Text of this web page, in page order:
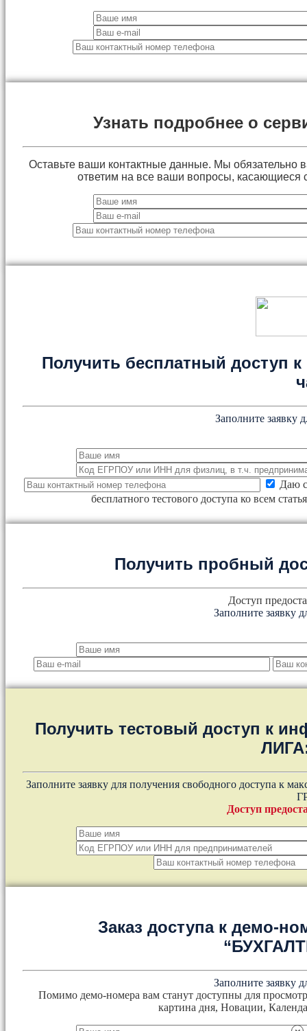
Узнать подробнее о
Оставьте ваши контактные данные. Мы обязательно
ответим на все ваши вопросы, касающиеся
Получить бесплатный доступ к
Заполните заявку
Даю
бесплатного тестового доступа ко всем
Получить пробный
Доступ
Заполните заявку
Получить тестовый доступ к
Заполните заявку для получения свободного доступа к
Доступ
Заказ доступа к демо-
Заполните заявку
Помимо демо-номера вам станут доступны для
картина дня, Новации,